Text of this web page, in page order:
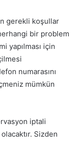
gerekli koşullar
bir problem
yapılması için
numarasını
mümkün
iptali
Sizden